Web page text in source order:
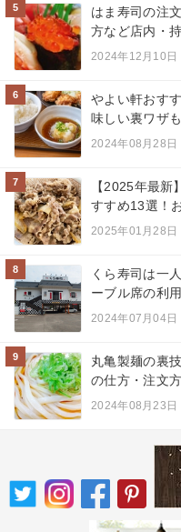
5
はま寿司の注
方など店内・
2024年12月10日
6
やよい軒おす
味しい裏ワザ
2024年08月28日
7
【2025年最
すすめ13選！
2025年01月28日
8
くら寿司は一
ーブル席の利
2024年07月04日
9
丸亀製麺の裏
の仕方・注文
2024年08月23日